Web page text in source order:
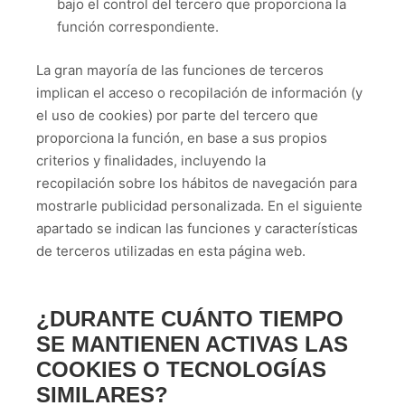
bajo el control del tercero que proporciona la
función correspondiente.
La gran mayoría de las funciones de terceros
implican el acceso o recopilación de información (y
el uso de cookies) por parte del tercero que
proporciona la función, en base a sus propios
criterios y finalidades, incluyendo la
recopilación sobre los hábitos de navegación para
mostrarle publicidad personalizada. En el siguiente
apartado se indican las funciones y características
de terceros utilizadas en esta página web.
¿DURANTE CUÁNTO TIEMPO
SE MANTIENEN ACTIVAS LAS
COOKIES O TECNOLOGÍAS
SIMILARES?